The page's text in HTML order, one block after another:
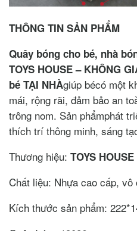
THÔNG TIN SẢN PHẨM
Quây bóng cho bé, nhà
TOYS HOUSE – KHÔNG
bé TẠI NHÀgiúp bécó một
mái, rộng rãi, đảm bảo an
trông nom. Sản phẩmphát
thích trí thông minh, sáng
Thương hiệu: TOYS HOUSE
Chất liệu: Nhựa cao cấp, vô
Kích thước sản phẩm: